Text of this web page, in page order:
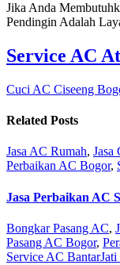
Jika Anda
Pendingin Adalah
Service AC
Cuci AC Ciseeng
Related Posts
Jasa AC Rumah, Jasa
Perbaikan AC Bogor,
Jasa Perbaikan AC
Bongkar Pasang AC,
Pasang AC Bogor,
Service AC